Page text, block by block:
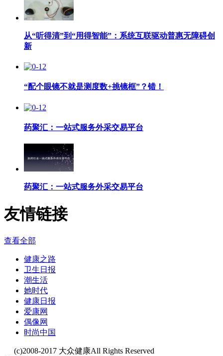
从“听得清”到“用得智能”：系统互联驱动普惠无障碍创
新
“配个眼镜不就是测度数+挑镜框”？错！
药聚汇：一站式服务外采交易平台
药聚汇：一站式服务外采交易平台
友情链接
查看全部
健康之路
卫生日报
潮生活
她时代
健康日报
爱康网
偶像网
时尚中国
(c)2008-2017 大众健康All Rights Reserved